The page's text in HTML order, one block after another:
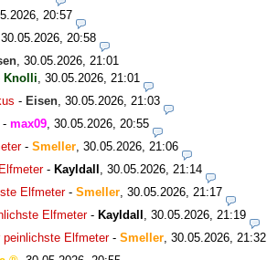
20:57
30.05.2026, 20:58
30.05.2026, 21:01
Knolli 30.05.2026, 21:01
- Eisen 30.05.2026, 21:03
- max09 30.05.2026, 20:55
- Smeller 30.05.2026, 21:06
- Kayldall 30.05.2026, 21:14
Elfmeter- Smeller 30.05.2026, 21:17
Elfmeter- Kayldall 30.05.2026, 21:19
peinlichste Elfmeter- Smeller 30.05.2026, 21:32